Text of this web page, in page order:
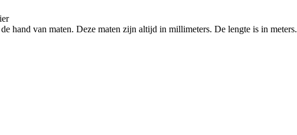
hand van maten. Deze maten zijn altijd in millimeters. De lengte is in meters.